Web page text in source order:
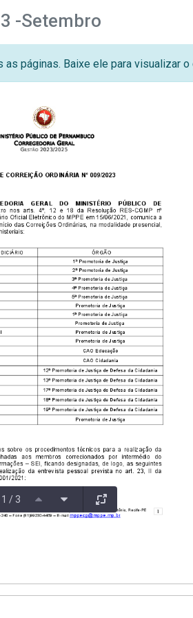
-Setembro
páginas. Baixe ele para visualizar
/ 3